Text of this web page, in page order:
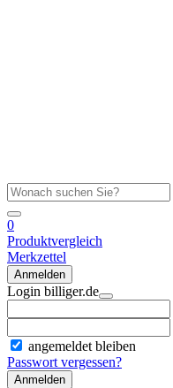
0
Produktvergleich
Merkzettel
Anmelden
Login billiger.de
angemeldet bleiben
Passwort vergessen?
Anmelden